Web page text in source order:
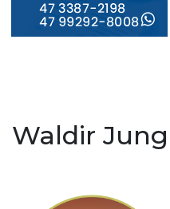
Waldir Jung